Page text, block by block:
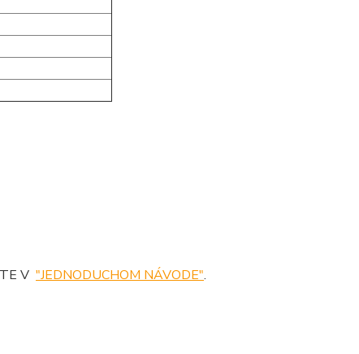
V "JEDNODUCHOM NÁVODE".